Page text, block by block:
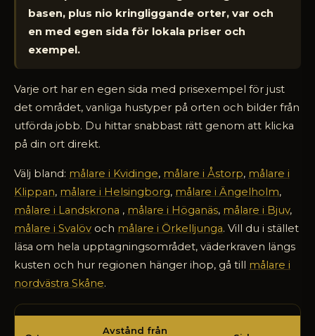
basen, plus nio kringliggande orter, var och
en med egen sida för lokala priser och
exempel.
Varje ort har en egen sida med prisexempel för just
det området, vanliga hustyper på orten och bilder från
utförda jobb. Du hittar snabbast rätt genom att klicka
på din ort direkt.
Välj bland: målare i Kvidinge, målare i Åstorp, målare i
Klippan, målare i Helsingborg, målare i Ängelholm,
målare i Landskrona , målare i Höganäs, målare i Bjuv,
målare i Svalöv och målare i Örkelljunga. Vill du i stället
läsa om hela upptagningsområdet, väderkraven längs
kusten och hur regionen hänger ihop, gå till målare i
nordvästra Skåne.
Avstånd från